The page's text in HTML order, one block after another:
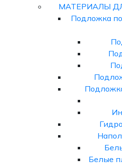
МАТЕРИАЛЫ
Подложка
Белые